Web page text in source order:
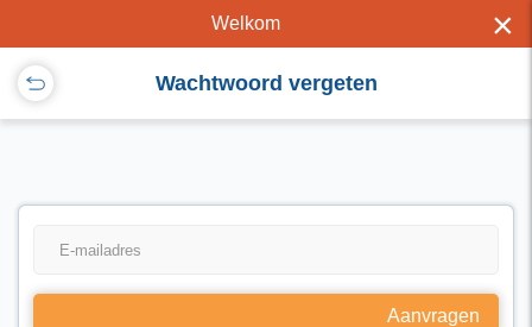
Welkom ×
Wachtwoord vergeten
Aanvragen